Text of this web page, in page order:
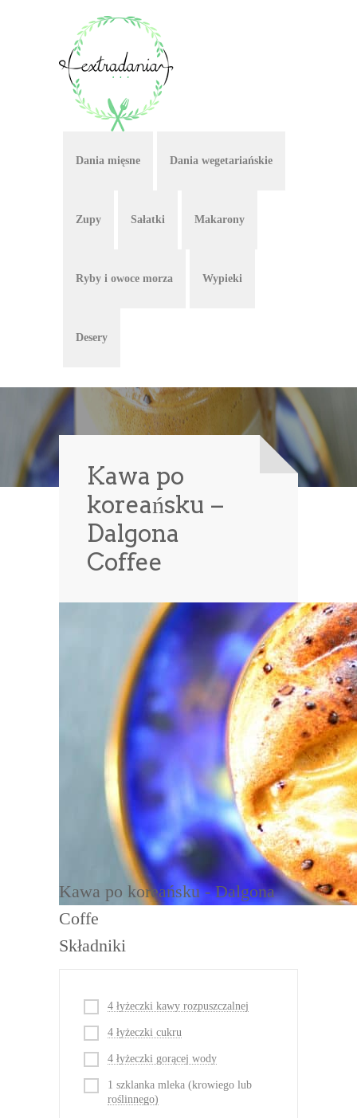
Dania mięsne Dania wegetariańskie
Zupy Sałatki Makarony
Ryby i owoce morza Wypieki
Desery
Kawa po
koreańsku –
Dalgona
Coffee
DRUKUJ
Kawa po koreańsku - Dalgona
Coffe
Składniki
4 łyżeczki kawy rozpuszczalnej
4 łyżeczki cukru
4 łyżeczki gorącej wody
1 szklanka mleka (krowiego lub
roślinnego)